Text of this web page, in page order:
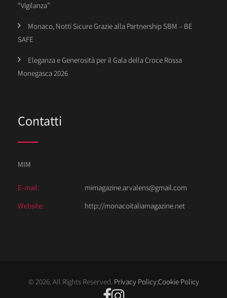
“Vigilanza”
Monaco, Notti Sicure Grazie alla Partnership SBM – BE
SAFE
Eleganza e Generosità per il Gala della Croce Rossa
Monegasca 2026
Contatti
MIM
E-mail:
mimagazine.arvalens@gmail.com
Website:
http://monacoitaliamagazine.net
© 2026. All Rights Reserved. Privacy Policy;Cookie Policy